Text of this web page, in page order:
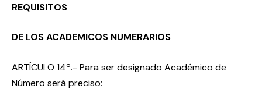
REQUISITOS
DE LOS ACADEMICOS NUMERARIOS
ARTÍCULO 14º.- Para ser designado Académico de
Número será preciso: